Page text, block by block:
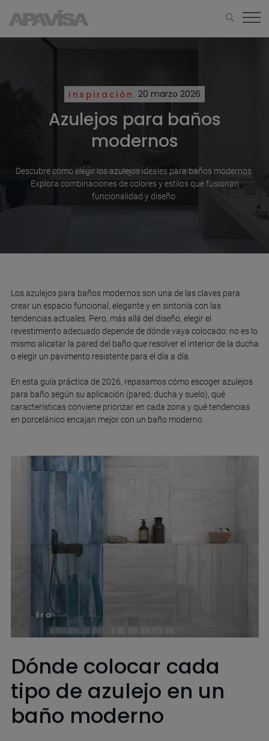
Inspiración 20 marzo 2026
Azulejos para baños
modernos
Descubre cómo elegir los azulejos ideales para baños modernos.
Explora combinaciones de colores y estilos que fusionan
funcionalidad y diseño.
Los azulejos para baños modernos son una de las claves para
crear un espacio funcional, elegante y en sintonía con las
tendencias actuales. Pero, más allá del diseño, elegir el
revestimiento adecuado depende de dónde vaya colocado: no es lo
mismo alicatar la pared del baño que resolver el interior de la ducha
o elegir un pavimento resistente para el día a día.
En esta guía práctica de 2026, repasamos cómo escoger azulejos
para baño según su aplicación (pared, ducha y suelo), qué
características conviene priorizar en cada zona y qué tendencias
en porcelánico encajan mejor con un baño moderno.
Era
Dónde colocar cada
tipo de azulejo en un
baño moderno